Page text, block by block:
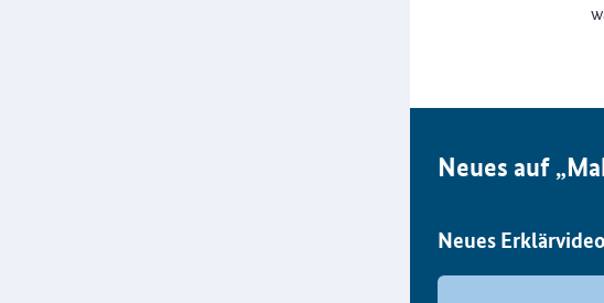
Neues auf
Neues